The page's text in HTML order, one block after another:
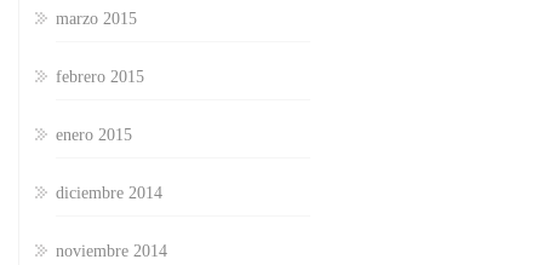
marzo 2015
febrero 2015
enero 2015
diciembre 2014
noviembre 2014